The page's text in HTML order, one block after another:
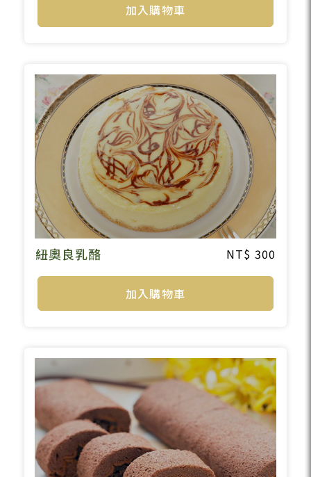
加入購物車
紐奧良乳酪 300
加入購物車